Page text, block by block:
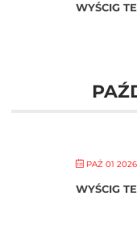
WYŚCIG
PAŹ 01 2026
WYŚCIG